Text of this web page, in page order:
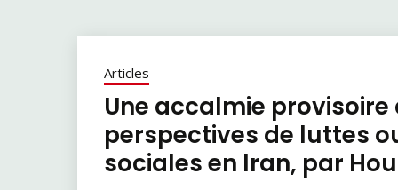
Articles
Une accalmie
perspectives de luttes
sociales en Iran, par